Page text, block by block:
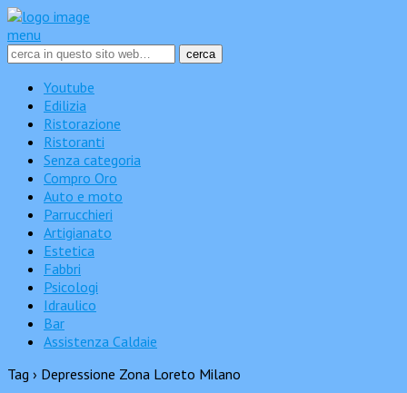
menu
Youtube
Edilizia
Ristorazione
Ristoranti
Senza categoria
Compro Oro
Auto e moto
Parrucchieri
Artigianato
Estetica
Fabbri
Psicologi
Idraulico
Bar
Assistenza Caldaie
Tag › Depressione Zona Loreto Milano